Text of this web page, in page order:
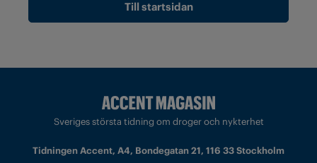
Till startsidan
Sveriges största tidning om droger och nykterhet
Tidningen Accent, A4, Bondegatan 21, 116 33 Stockholm